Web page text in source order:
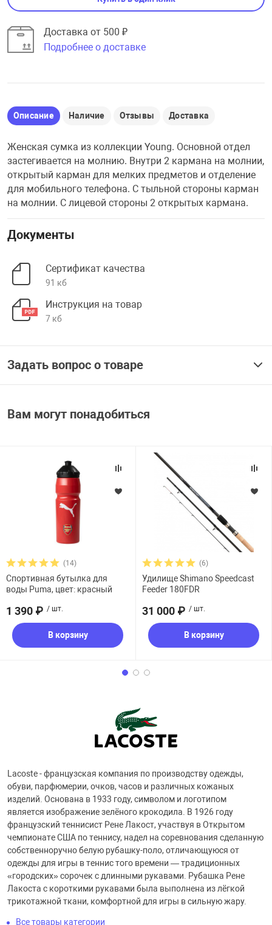
Доставка от 500 ₽
Подробнее о доставке
Описание Наличие Отзывы Доставка
Женская сумка из коллекции Young. Основной отдел
застегивается на молнию. Внутри 2 кармана на молнии,
открытый карман для мелких предметов и отделение
для мобильного телефона. С тыльной стороны карман
на молнии. С лицевой стороны 2 открытых кармана.
Документы
Сертификат качества
91 кб
Инструкция на товар
7 кб
Задать вопрос о товаре
Вам могут понадобиться
(14)
Спортивная бутылка для
воды Puma, цвет: красный
1 390 ₽ / шт.
В корзину
(6)
Удилище Shimano Speedcast
Feeder 180FDR
31 000 ₽ / шт.
В корзину
Lacoste - французская компания по производству одежды,
обуви, парфюмерии, очков, часов и различных кожаных
изделий. Основана в 1933 году, символом и логотипом
является изображение зелёного крокодила. В 1926 году
французский теннисист Рене Лакост, участвуя в Открытом
чемпионате США по теннису, надел на соревнования сделанную
собственноручно белую рубашку-поло, отличающуюся от
одежды для игры в теннис того времени — традиционных
«городских» сорочек с длинными рукавами. Рубашка Рене
Лакоста с короткими рукавами была выполнена из лёгкой
трикотажной ткани, комфортной для игры в сильную жару.
Все товары категории